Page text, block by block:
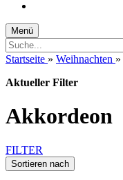
Menü
Startseite » Weihnachten »
Aktueller Filter
Akkordeon
FILTER
Sortieren nach